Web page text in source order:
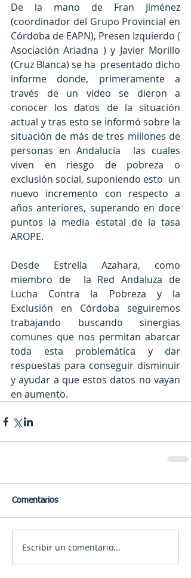
De la mano de Fran Jiménez
(coordinador del Grupo Provincial en
Córdoba de EAPN), Presen Izquierdo (
Asociación Ariadna ) y Javier Morillo
(Cruz Blanca) se ha  presentado dicho
informe donde, primeramente a
través de un video se dieron a
conocer los datos de la situación
actual y tras esto se informó sobre la
situación de más de tres millones de
personas en Andalucía  las cuales
viven en riesgo de pobreza o
exclusión social, suponiendo esto  un
nuevo incremento con respecto a
años anteriores, superando en doce
puntos la media estatal de la tasa
AROPE.
Desde Estrella Azahara, como
miembro de  la Red Andaluza de
Lucha Contra la Pobreza y la
Exclusión en Córdoba seguiremos
trabajando buscando sinergias
comunes que nos permitan abarcar
toda esta problemática y dar
respuestas para conseguir disminuir
y ayudar a que estos datos no vayan
en aumento.
Comentarios
Escribir un comentario...